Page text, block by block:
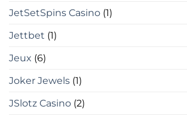
JetSetSpins Casino (1)
Jettbet (1)
Jeux (6)
Joker Jewels (1)
JSlotz Casino (2)